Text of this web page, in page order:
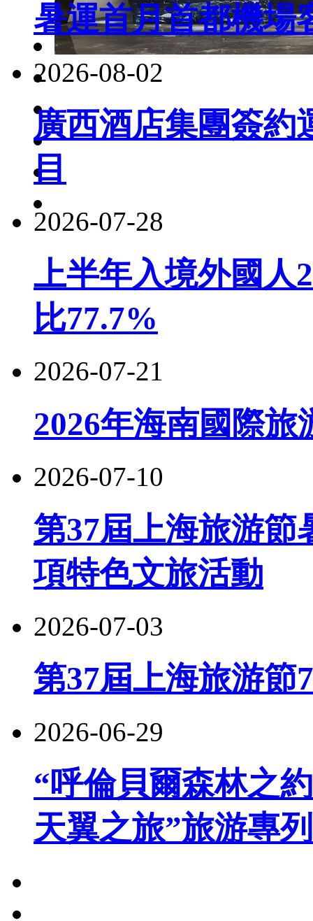
暑運首月首都機場
2026-08-02
廣西酒店集團簽約
目
2026-07-28
上半年入境外國人
比77.7%
2026-07-21
2026年海南國際
2026-07-10
第37屆上海旅游節
項特色文旅活動
2026-07-03
第37屆上海旅游節
2026-06-29
“呼倫貝爾森林之
天翼之旅”旅游專